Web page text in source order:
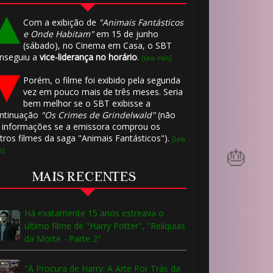
Com a exibição de "Animais Fantásticos
e Onde Habitam"em 15 de junho
(sábado), no Cinema em Casa, o SBT
a vice-liderança no horário. [Leia mais]
Porém, o filme foi exibido pela segunda
vez em pouco mais de três meses. Seria
bem melhor se o SBT exibisse a
"Os Crimes de Grindelwald"(não
informações se a emissora comprou os
filmes da saga "Animais Fantásticos"). [Leia
MAIS RECENTES
Há exatamente 15 anos estreava o
último filme de "Harry Potter", "Relíquias
da Morte - Parte 2"
"À Procura de Harry: A Arte Por Trás da
8️⃣
1️⃣ 8️⃣